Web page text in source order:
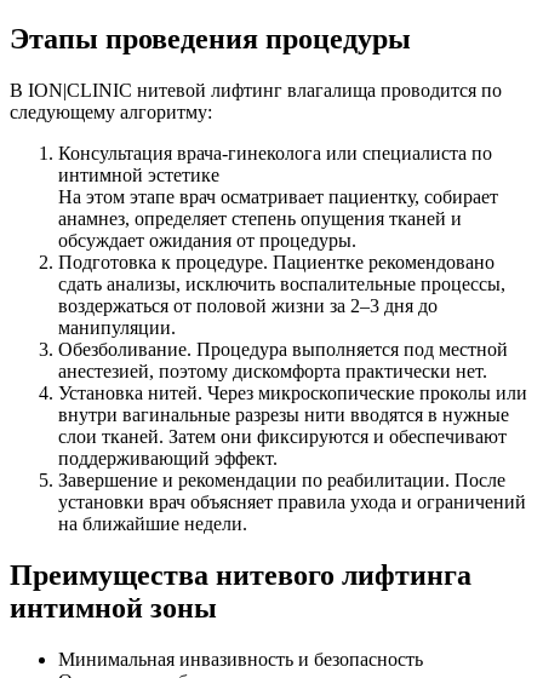
Этапы проведения процедуры
В ION|CLINIC нитевой лифтинг влагалища проводится по
следующему алгоритму:
Консультация врача-гинеколога или специалиста по
интимной эстетике
На этом этапе врач осматривает пациентку, собирает
анамнез, определяет степень опущения тканей и
обсуждает ожидания от процедуры.
Подготовка к процедуре. Пациентке рекомендовано
сдать анализы, исключить воспалительные процессы,
воздержаться от половой жизни за 2–3 дня до
манипуляции.
Обезболивание. Процедура выполняется под местной
анестезией, поэтому дискомфорта практически нет.
Установка нитей. Через микроскопические проколы или
внутри вагинальные разрезы нити вводятся в нужные
слои тканей. Затем они фиксируются и обеспечивают
поддерживающий эффект.
Завершение и рекомендации по реабилитации. После
установки врач объясняет правила ухода и ограничений
на ближайшие недели.
Преимущества нитевого лифтинга
интимной зоны
Минимальная инвазивность и безопасность